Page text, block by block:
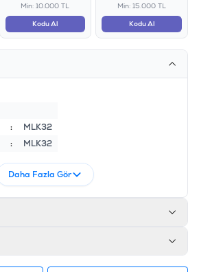
Min: 10.000 TL
Kodu Al
Min: 15.000 TL
Kodu Al
:
MLK32
: MLK32
Daha Fazla Gör